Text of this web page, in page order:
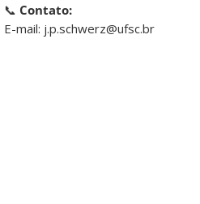
📞 Contato:
E-mail: j.p.schwerz@ufsc.br